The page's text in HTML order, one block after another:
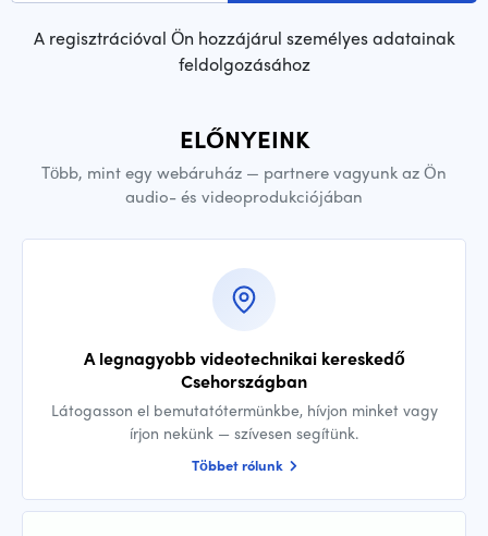
A regisztrációval Ön hozzájárul személyes adatainak
feldolgozásához
ELŐNYEINK
Több, mint egy webáruház — partnere vagyunk az Ön
audio- és videoprodukciójában
A legnagyobb videotechnikai kereskedő
Csehországban
Látogasson el bemutatótermünkbe, hívjon minket vagy
írjon nekünk — szívesen segítünk.
Többet rólunk